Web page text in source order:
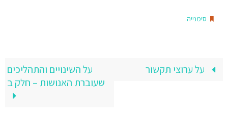
סימנייה.
על ערוצי תקשור
על השינויים והתהליכים
שעוברת האנושות – חלק ב